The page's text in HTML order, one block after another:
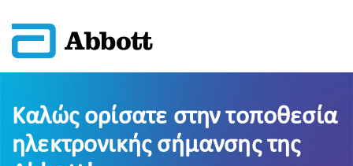
Καλώς ορίσατε στην τοποθεσία
ηλεκτρονικής σήμανσης της